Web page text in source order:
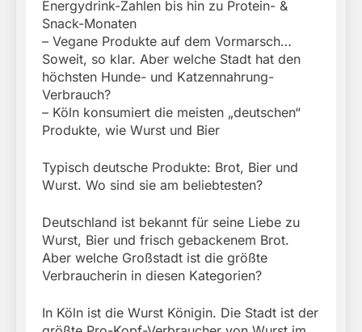
Energydrink-Zahlen bis hin zu Protein- &
Snack-Monaten
– Vegane Produkte auf dem Vormarsch…
Soweit, so klar. Aber welche Stadt hat den
höchsten Hunde- und Katzennahrung-
Verbrauch?
– Köln konsumiert die meisten „deutschen“
Produkte, wie Wurst und Bier
Typisch deutsche Produkte: Brot, Bier und
Wurst. Wo sind sie am beliebtesten?
Deutschland ist bekannt für seine Liebe zu
Wurst, Bier und frisch gebackenem Brot.
Aber welche Großstadt ist die größte
Verbraucherin in diesen Kategorien?
In Köln ist die Wurst Königin. Die Stadt ist der